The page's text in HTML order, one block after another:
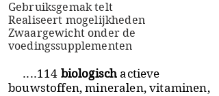
Gebruiksgemak telt
Realiseert mogelijkheden
Zwaargewicht onder de
voedingssupplementen
....114 biologischactieve
bouwstoffen, mineralen, vitaminen,